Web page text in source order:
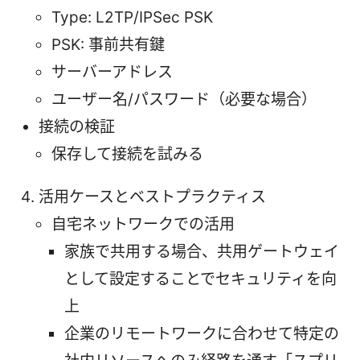
Type: L2TP/IPSec PSK
PSK: 事前共有鍵
サーバーアドレス
ユーザー名/パスワード（必要な場合）
接続の検証
保存して接続を試みる
活用ケースとベストプラクティス
自宅ネットワークでの活用
家族で共用する場合、共用ゲートウェイ
として設定することでセキュリティを向
上
企業のリモートワークに合わせて特定の